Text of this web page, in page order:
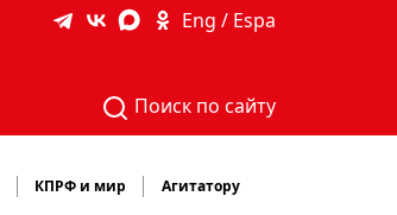
Eng / Espa
Поиск по сайту
КПРФ и мир Агитатору